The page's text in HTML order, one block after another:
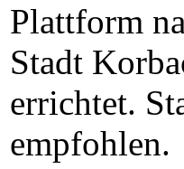
Plattform
Stadt
errichtet.
empfohlen.